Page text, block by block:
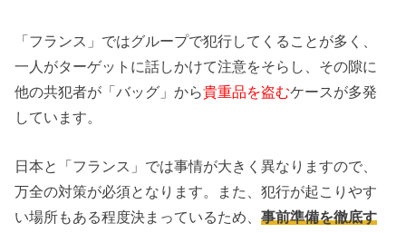
「フランス」ではグループで犯行してくることが多く、
一人がターゲットに話しかけて注意をそらし、その隙に
他の共犯者が「バッグ」から貴重品を盗むケースが多発
しています。
日本と「フランス」では事情が大きく異なりますので、
万全の対策が必須となります。また、犯行が起こりやす
い場所もある程度決まっているため、事前準備を徹底す